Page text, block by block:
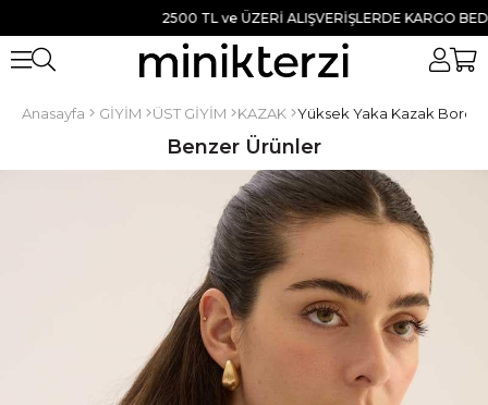
2500 TL ve ÜZERİ ALIŞVERİŞLERDE KARGO BEDAVA ●
Anasayfa GİYİM ÜST GİYİM KAZAK Yüksek Yaka Kazak Bordo
Benzer Ürünler